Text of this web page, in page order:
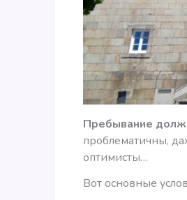
Пребывание
проблематичны,
оптимисты…
Вот основные